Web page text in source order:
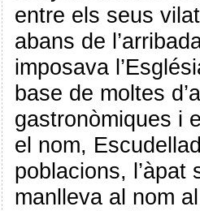
entre els seus
abans de
imposava
base de moltes
gastronòmiques i
el nom,
poblacions, l’àpat
manlleva al nom